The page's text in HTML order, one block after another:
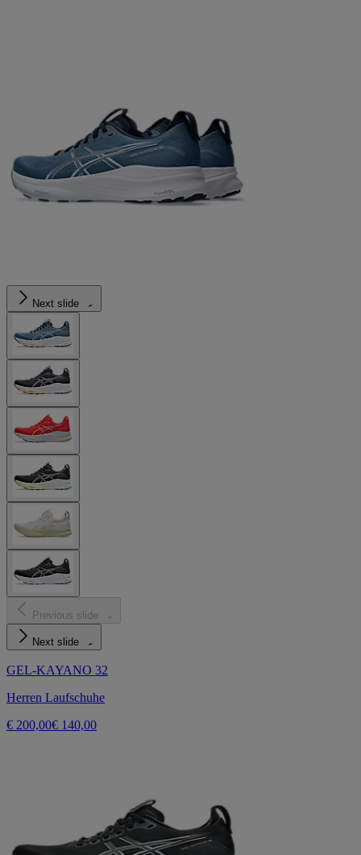
Next slide
Previous slide
Next slide
GEL-KAYANO 32
Herren Laufschuhe
€ 200,00€ 140,00